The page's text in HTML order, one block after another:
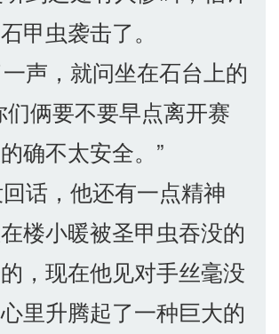
甲虫袭击了。
声，就问坐在石台上的
们俩要不要早点离开赛
确不太安全。”
话，他还有一点精神
楼小暖被圣甲虫吞没的
，现在他见对手丝毫没
里升腾起了一种巨大的